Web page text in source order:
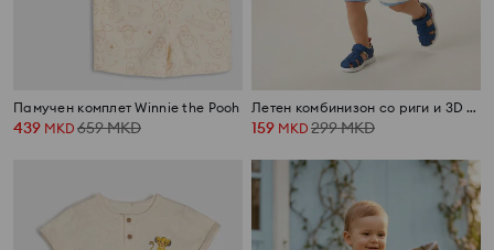
Памучен комплет Winnie the Pooh
439 MKD 659MKD
Летен комбинизон со риги и 3D елементи
159 MKD 299MKD